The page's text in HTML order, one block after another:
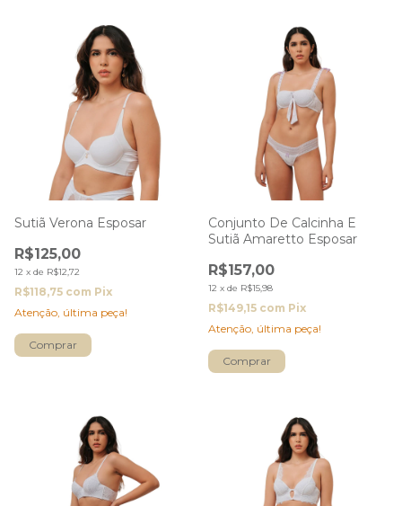
Sutiã Verona Esposar
R$125,00
12 x de R$12,72
R$118,75 com Pix
Atenção, última peça!
Comprar
Conjunto De Calcinha E
Sutiã Amaretto Esposar
R$157,00
12 x de R$15,98
R$149,15 com Pix
Atenção, última peça!
Comprar